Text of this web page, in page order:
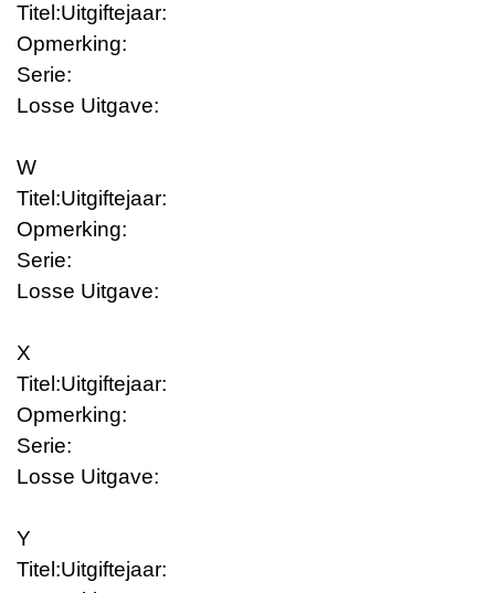
Titel:Uitgiftejaar:
Opmerking:
Serie:
Losse Uitgave:
W
Titel:Uitgiftejaar:
Opmerking:
Serie:
Losse Uitgave:
X
Titel:Uitgiftejaar:
Opmerking:
Serie:
Losse Uitgave:
Y
Titel:Uitgiftejaar: